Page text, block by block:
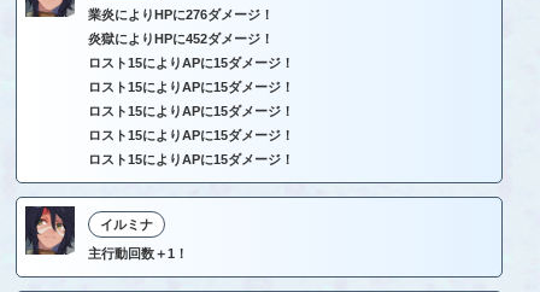
業炎によりHPに276ダメージ！
炎獄によりHPに452ダメージ！
ロスト15によりAPに15ダメージ！
ロスト15によりAPに15ダメージ！
ロスト15によりAPに15ダメージ！
ロスト15によりAPに15ダメージ！
ロスト15によりAPに15ダメージ！
イルミナ
主行動回数＋1！